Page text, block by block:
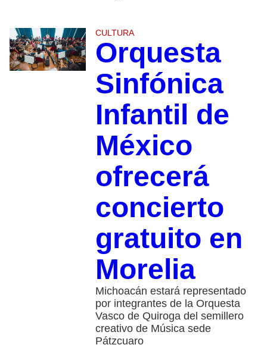
CULTURA
Orquesta
Sinfónica
Infantil de
México
ofrecerá
concierto
gratuito en
Morelia
Michoacán estará representado
por integrantes de la Orquesta
Vasco de Quiroga del semillero
creativo de Música sede
Pátzcuaro